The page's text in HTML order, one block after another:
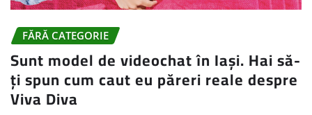
FĂRĂ CATEGORIE
Sunt model de videochat în Iași. Hai să-
ți spun cum caut eu păreri reale despre
Viva Diva